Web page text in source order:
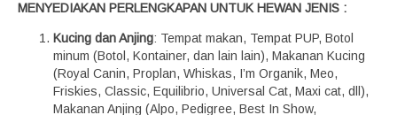
MENYEDIAKAN PERLENGKAPAN UNTUK HEWAN JENIS :
Kucing dan Anjing: Tempat makan, Tempat PUP, Botol
minum (Botol, Kontainer, dan lain lain), Makanan Kucing
(Royal Canin, Proplan, Whiskas, I’m Organik, Meo,
Friskies, Classic, Equilibrio, Universal Cat, Maxi cat, dll),
Makanan Anjing (Alpo, Pedigree, Best In Show,